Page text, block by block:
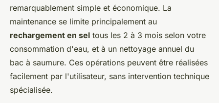
remarquablement simple et économique. La
maintenance se limite principalement au
rechargement en sel tous les 2 à 3 mois selon votre
consommation d'eau, et à un nettoyage annuel du
bac à saumure. Ces opérations peuvent être réalisées
facilement par l'utilisateur, sans intervention technique
spécialisée.